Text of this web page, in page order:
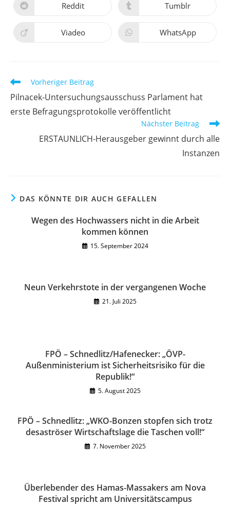
Reddit Tumblr
Viadeo WhatsApp
Vorheriger Beitrag
Pilnacek-Untersuchungsausschuss Parlament hat
erste Befragungsprotokolle veröffentlicht
Nächster Beitrag
ERSTAUNLICH-Herausgeber gewinnt durch alle
Instanzen
DAS KÖNNTE DIR AUCH GEFALLEN
Wegen des Hochwassers nicht in die Arbeit
kommen können
15. September 2024
Neun Verkehrstote in der vergangenen Woche
21. Juli 2025
FPÖ – Schnedlitz/Hafenecker: „ÖVP-
Außenministerium ist Sicherheitsrisiko für die
Republik!“
5. August 2025
FPÖ – Schnedlitz: „WKO-Bonzen stopfen sich trotz
desaströser Wirtschaftslage die Taschen voll!“
7. November 2025
Überlebender des Hamas-Massakers am Nova
Festival spricht am Universitätscampus